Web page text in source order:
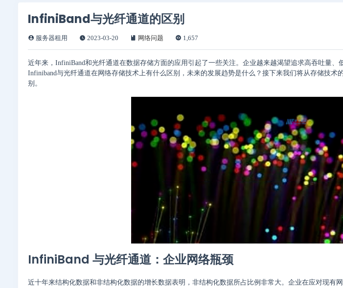
InfiniBand与光纤通道的区别
服务器租用 2023-03-20 网络问题 1,657
近年来，InfiniBand和光纤通道在数据存储方面的应用引起了一些关注。企业越来越渴望追求高吞吐量、
Infiniband与光纤通道在网络存储技术上有什么区别，未来的发展趋势是什么？接下来我们将从存储技术
别。
InfiniBand 与光纤通道：企业网络瓶颈
近十年来结构化数据和非结构化数据的增长数据表明，非结构化数据所占比例非常大。企业在应对现有